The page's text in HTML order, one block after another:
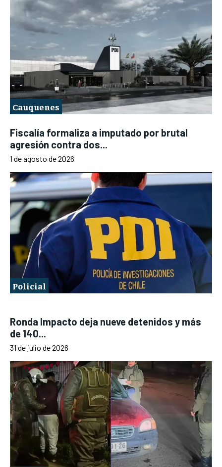
Cauquenes
Fiscalía formaliza a imputado por brutal
agresión contra dos...
1 de agosto de 2026
Policial
Ronda Impacto deja nueve detenidos y más
de 140...
31 de julio de 2026